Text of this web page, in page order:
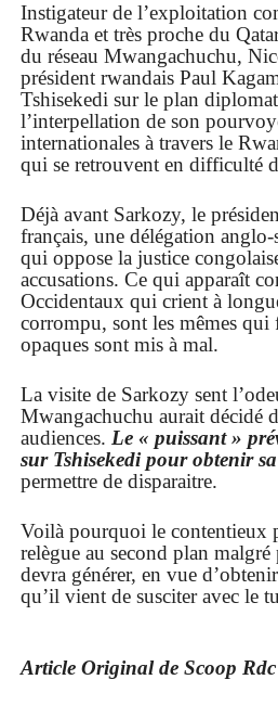
Instigateur de l’exploitation
Rwanda et très proche du
du réseau Mwangachuchu,
président rwandais Paul
Tshisekedi sur le plan
l’interpellation de son
internationales à travers le
qui se retrouvent en difficulté
Déjà avant Sarkozy, le
français, une délégation
qui oppose la justice
accusations. Ce qui apparaît
Occidentaux qui crient à
corrompu, sont les mêmes
opaques sont mis à mal.
La visite de Sarkozy sent
Mwangachuchu aurait décidé
audiences. Le « puissant »
sur Tshisekedi pour obtenir
permettre de disparaitre.
Voilà pourquoi le contentieux
relègue au second plan
devra générer, en vue
qu’il vient de susciter avec le
Article Original de Scoop Rdc